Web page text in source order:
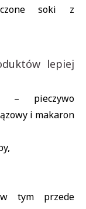
soki z
lepiej
– pieczywo
i makaron
w tym przede